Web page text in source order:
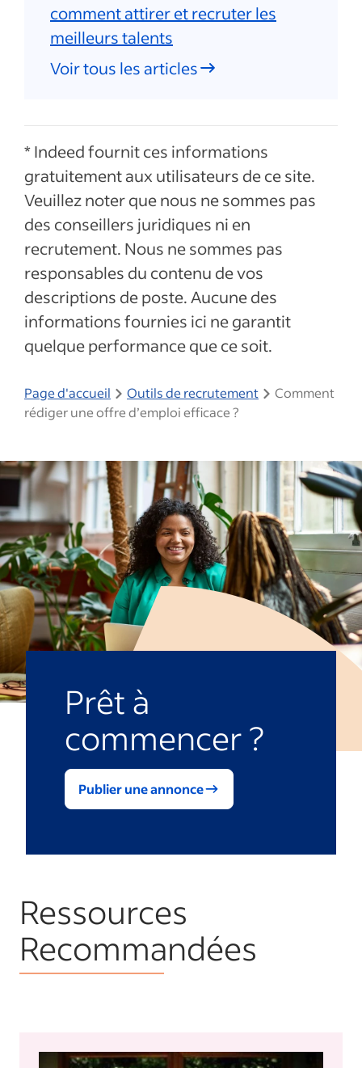
comment attirer et recruter les
meilleurs talents
Voir tous les articles
* Indeed fournit ces informations
gratuitement aux utilisateurs de ce site.
Veuillez noter que nous ne sommes pas
des conseillers juridiques ni en
recrutement. Nous ne sommes pas
responsables du contenu de vos
descriptions de poste. Aucune des
informations fournies ici ne garantit
quelque performance que ce soit.
Page d'accueil Outils de recrutement
Comment
rédiger une offre d’emploi efficace ?
Prêt à
commencer ?
Publier une annonce
Ressources
Recommandées